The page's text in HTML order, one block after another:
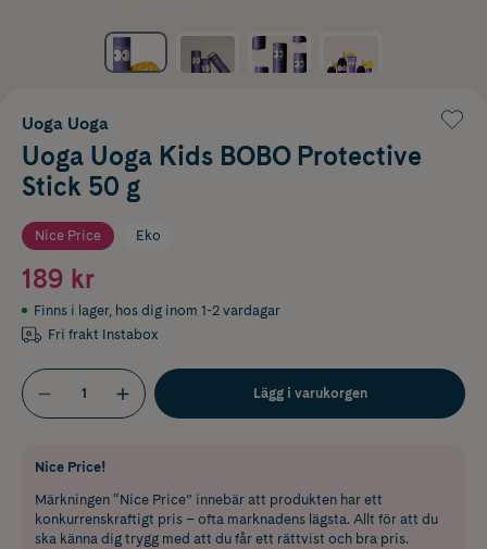
Uoga Uoga
Uoga Uoga Kids BOBO Protective
Stick 50 g
Nice Price Eko
189 kr
Finns i lager, hos dig inom 1-2 vardagar
Fri frakt Instabox
Lägg i varukorgen
Nice Price!
Märkningen “Nice Price” innebär att produkten har ett
konkurrenskraftigt pris – ofta marknadens lägsta. Allt för att du
ska känna dig trygg med att du får ett rättvist och bra pris.